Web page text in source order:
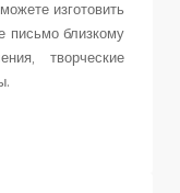
изготовить
письмо близкому
творческие